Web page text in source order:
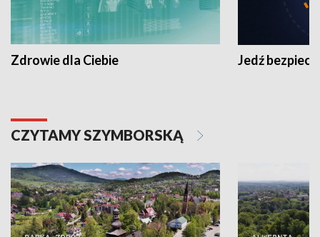
Zdrowie dla Ciebie Jedź
CZYTAMY SZYMBORSKĄ